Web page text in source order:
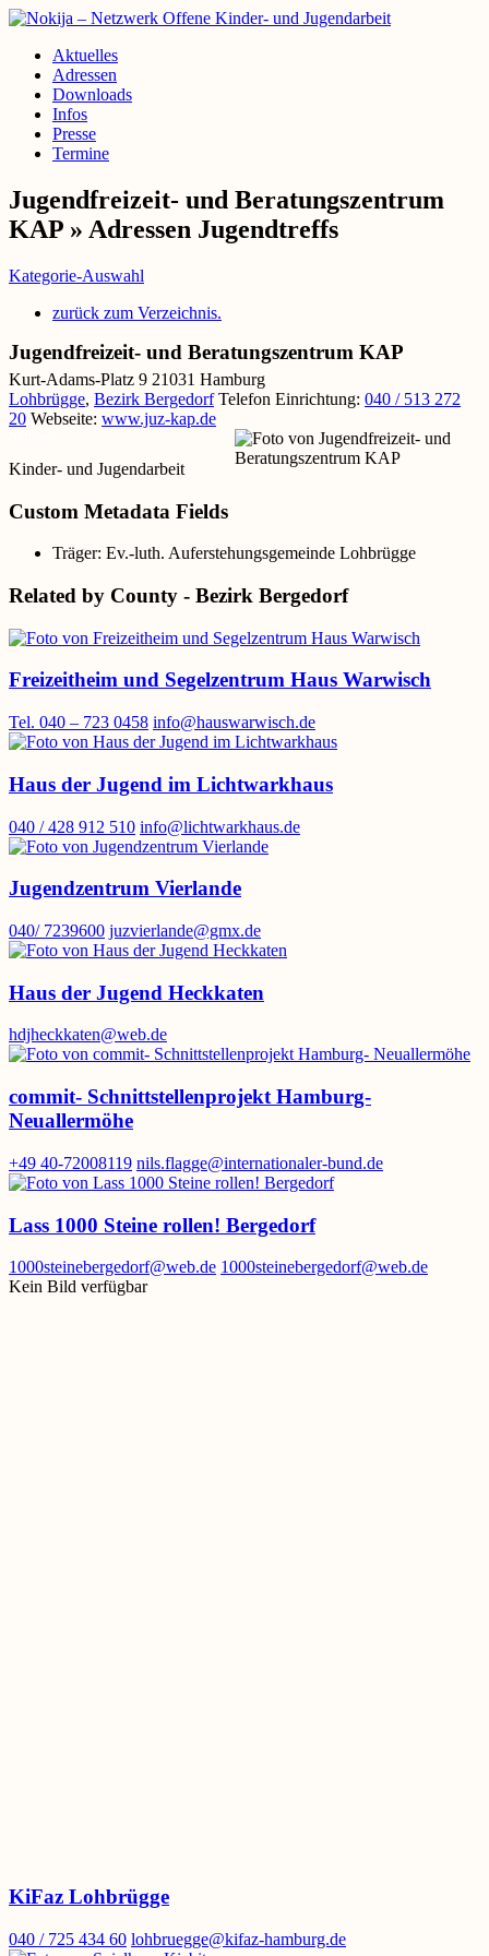
Aktuelles
Adressen
Downloads
Infos
Presse
Termine
Jugendfreizeit- und Beratungszentrum
KAP » Adressen Jugendtreffs
Kategorie-Auswahl
zurück zum Verzeichnis.
Jugendfreizeit- und Beratungszentrum KAP
Kurt-Adams-Platz 9 21031 Hamburg
Lohbrügge, Bezirk Bergedorf Telefon Einrichtung: 040 / 513 272
20 Webseite: www.juz-kap.de
Kinder- und Jugendarbeit
Custom Metadata Fields
Träger: Ev.-luth. Auferstehungsgemeinde Lohbrügge
Related by County - Bezirk Bergedorf
Freizeitheim und Segelzentrum Haus Warwisch
Tel. 040 – 723 0458 info@hauswarwisch.de
Haus der Jugend im Lichtwarkhaus
040 / 428 912 510 info@lichtwarkhaus.de
Jugendzentrum Vierlande
040/ 7239600 juzvierlande@gmx.de
Haus der Jugend Heckkaten
hdjheckkaten@web.de
commit- Schnittstellenprojekt Hamburg-
Neuallermöhe
+49 40-72008119 nils.flagge@internationaler-bund.de
Lass 1000 Steine rollen! Bergedorf
1000steinebergedorf@web.de 1000steinebergedorf@web.de
Kein Bild verfügbar
KiFaz Lohbrügge
040 / 725 434 60 lohbruegge@kifaz-hamburg.de